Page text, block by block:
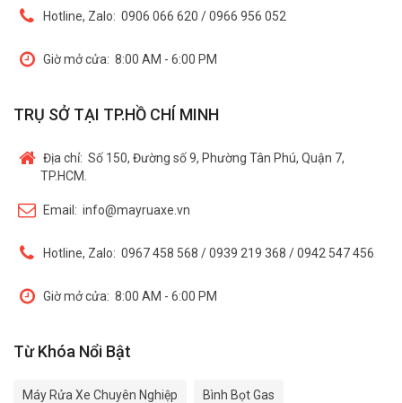
Hotline, Zalo: 0906 066 620 / 0966 956 052
Giờ mở cửa: 8:00 AM - 6:00 PM
TRỤ SỞ TẠI TP.HỒ CHÍ MINH
Địa chỉ: Số 150, Đường số 9, Phường Tân Phú, Quận 7,
TP.HCM.
Email: info@mayruaxe.vn
Hotline, Zalo: 0967 458 568 / 0939 219 368 / 0942 547 456
Giờ mở cửa: 8:00 AM - 6:00 PM
Từ Khóa Nổi Bật
Máy Rửa Xe Chuyên Nghiệp Bình Bọt Gas